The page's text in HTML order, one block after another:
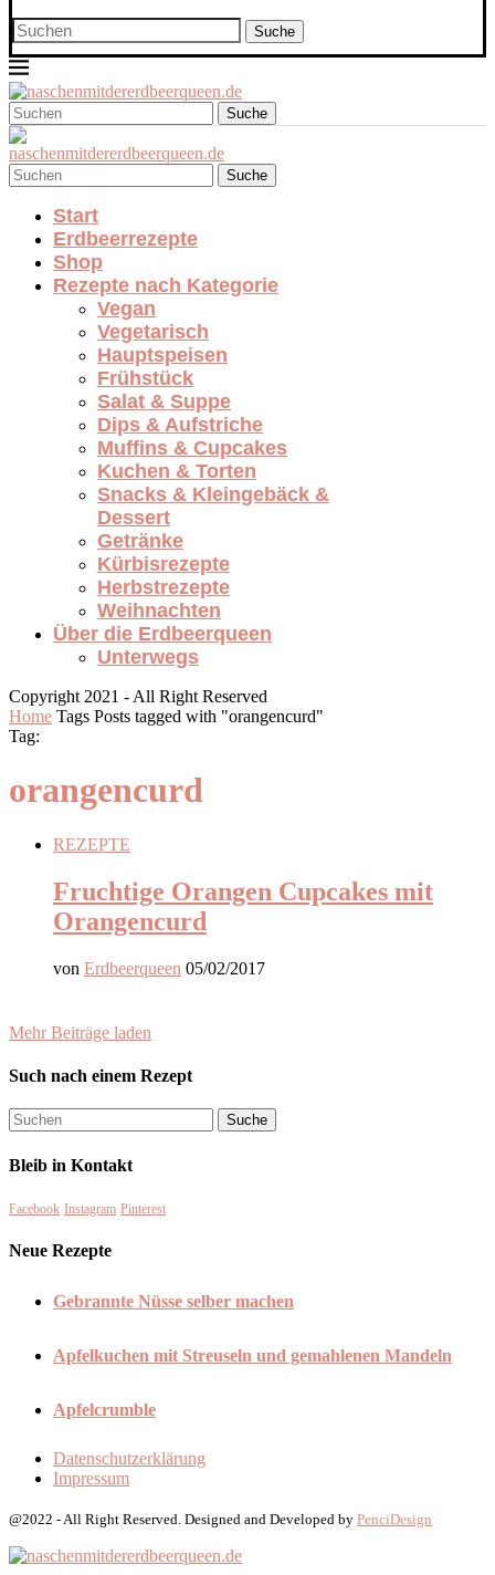
Suche
Suche
Suche
Start
Erdbeerrezepte
Shop
Rezepte nach Kategorie
Vegan
Vegetarisch
Hauptspeisen
Frühstück
Salat & Suppe
Dips & Aufstriche
Muffins & Cupcakes
Kuchen & Torten
Snacks & Kleingebäck &
Dessert
Getränke
Kürbisrezepte
Herbstrezepte
Weihnachten
Über die Erdbeerqueen
Unterwegs
Copyright 2021 - All Right Reserved
Home Tags Posts tagged with "orangencurd"
Tag:
orangencurd
REZEPTE
Fruchtige Orangen Cupcakes mit
Orangencurd
von Erdbeerqueen 05/02/2017
Mehr Beiträge laden
Such nach einem Rezept
Bleib in Kontakt
Facebook Instagram Pinterest
Neue Rezepte
Gebrannte Nüsse selber machen
Apfelkuchen mit Streuseln und gemahlenen Mandeln
Apfelcrumble
Datenschutzerklärung
Impressum
@2022 - All Right Reserved. Designed and Developed by PenciDesign